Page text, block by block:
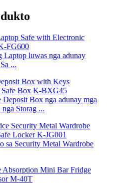
Laptop luwas nga adunay
...
Deposit Box nga adunay mga
Storag ...
sa Security Metal Wardrobe